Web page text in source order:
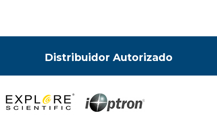
Distribuidor Autorizado